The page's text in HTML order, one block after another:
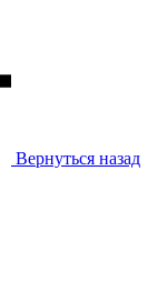
Вернуться назад